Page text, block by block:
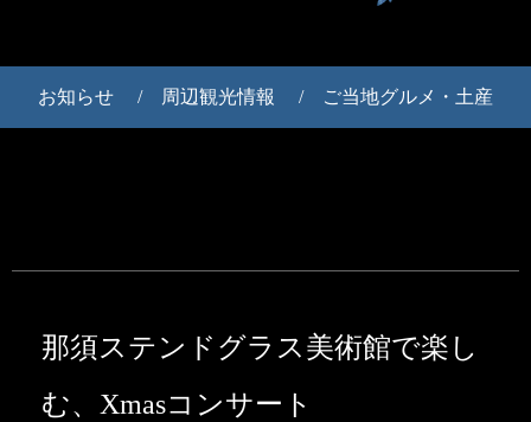
お知らせ 周辺観光情報 ご当地グルメ・土産
那須ステンドグラス美術館で楽し
む、Xmasコンサート